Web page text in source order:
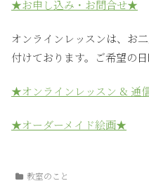
★お申し込み・お問合せ★
オンラインレッスンは、お
付けております。ご希望の
★オンラインレッスン & 通
★オーダーメイド絵画★
教室のこと